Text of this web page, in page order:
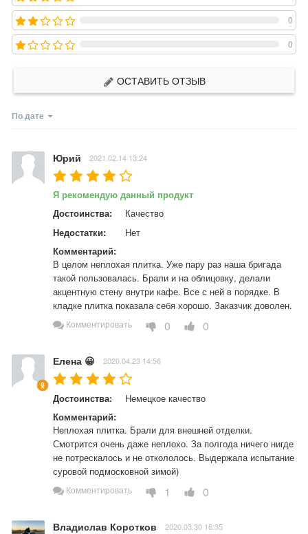
0
0
ОСТАВИТЬ ОТЗЫВ
По дате
Юрий 2021.02.14 13:24
Я рекомендую данный продукт
Достоинства:
Качество
Недостатки:
Нет
Комментарий:
В целом неплохая плитка. Уже пару раз наша бригада
такой пользовалась. Брали и на облицовку, делали
акцентную стену внутри кафе. Все с ней в порядке. В
кладке плитка показала себя хорошо. Заказчик доволен.
Комментировать 0 0
Елена 😀 2020.04.23 14:56
Достоинства:
Немецкое качество
Комментарий:
Неплохая плитка. Брали для внешней отделки.
Смотрится очень даже неплохо. За полгода ничего нигде
не потрескалось и не откололось. Выдержала испытание
суровой подмосковной зимой)
Комментировать 1 0
Владислав Коротков 2020.03.30 16:35